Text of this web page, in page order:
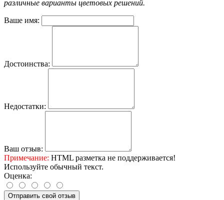
различные варианты цветовых решений.
Ваше имя:
Достоинства:
Недостатки:
Ваш отзыв:
Примечание: HTML разметка не поддерживается!
Используйте обычный текст.
Оценка:
Отправить свой отзыв